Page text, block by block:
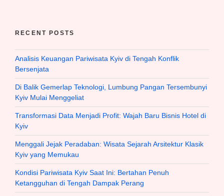
RECENT POSTS
Analisis Keuangan Pariwisata Kyiv di Tengah Konflik
Bersenjata
Di Balik Gemerlap Teknologi, Lumbung Pangan Tersembunyi
Kyiv Mulai Menggeliat
Transformasi Data Menjadi Profit: Wajah Baru Bisnis Hotel di
Kyiv
Menggali Jejak Peradaban: Wisata Sejarah Arsitektur Klasik
Kyiv yang Memukau
Kondisi Pariwisata Kyiv Saat Ini: Bertahan Penuh
Ketangguhan di Tengah Dampak Perang